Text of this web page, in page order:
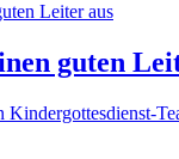
guten
Kindergottesdienst-